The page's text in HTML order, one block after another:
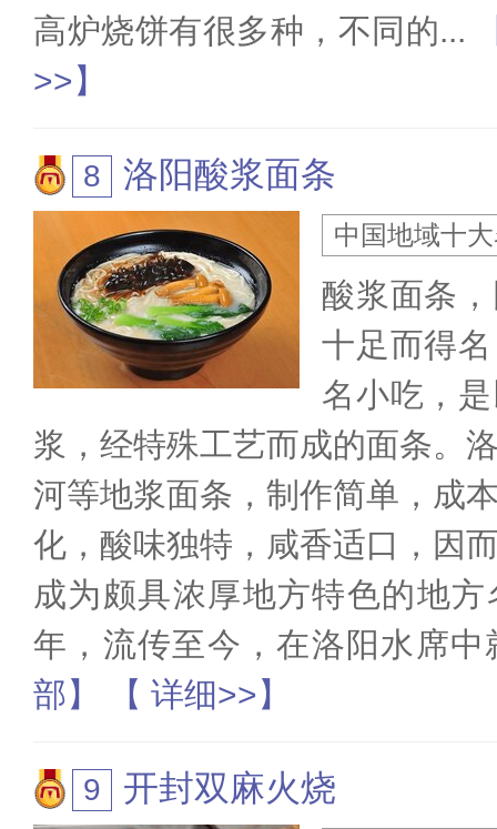
高炉烧饼有很多种，不同的...
>>】
洛阳酸浆面条
中国地域十
酸浆面条
十足而得
名小吃，
浆，经特殊工艺而成的面条。
河等地浆面条，制作简单，成
化，酸味独特，咸香适口，因
成为颇具浓厚地方特色的地
年，流传至今，在洛阳水席中
部】
【 详细>>】
开封双麻火烧